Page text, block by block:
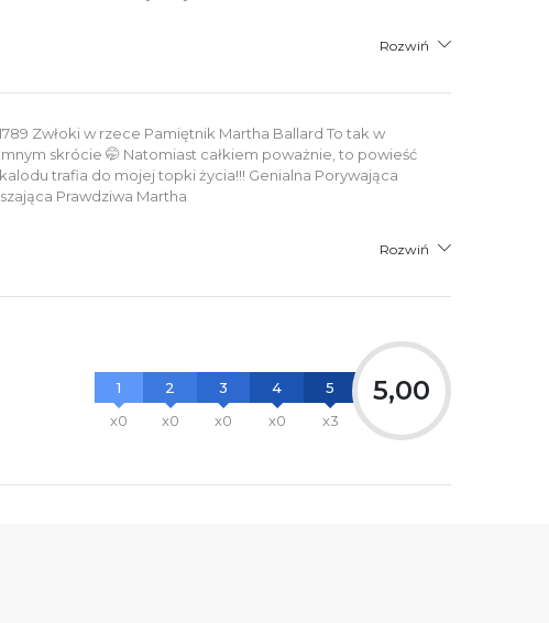
Rozwiń
Zwłoki w rzece Pamiętnik Martha Ballard To tak w
skrócie 🤭 Natomiast całkiem poważnie, to powieść
trafia do mojej topki życia!!! Genialna Porywająca
Prawdziwa Martha
Rozwiń
1
x0
2
x0
3
x0
4
x0
5
x3
5,00